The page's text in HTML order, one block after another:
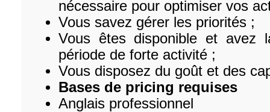
nécessaire pour optimiser vos
Vous savez gérer les priorités ;
Vous êtes disponible et avez
période de forte activité ;
Vous disposez du goût et des
Bases de pricing requises
Anglais professionnel